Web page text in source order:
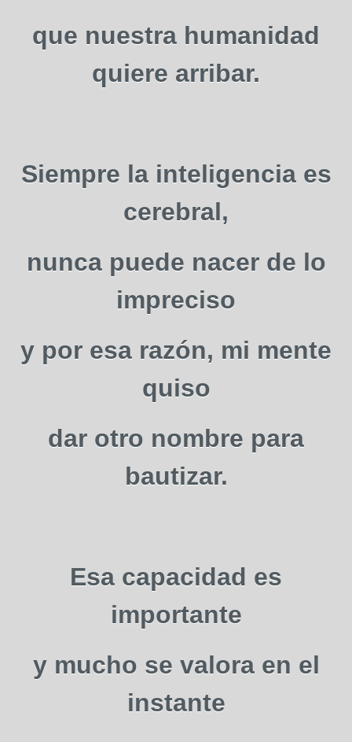
que nuestra humanidad
quiere arribar.
Siempre la inteligencia es
cerebral,
nunca puede nacer de lo
impreciso
y por esa razón, mi mente
quiso
dar otro nombre para
bautizar.
Esa capacidad es
importante
y mucho se valora en el
instante